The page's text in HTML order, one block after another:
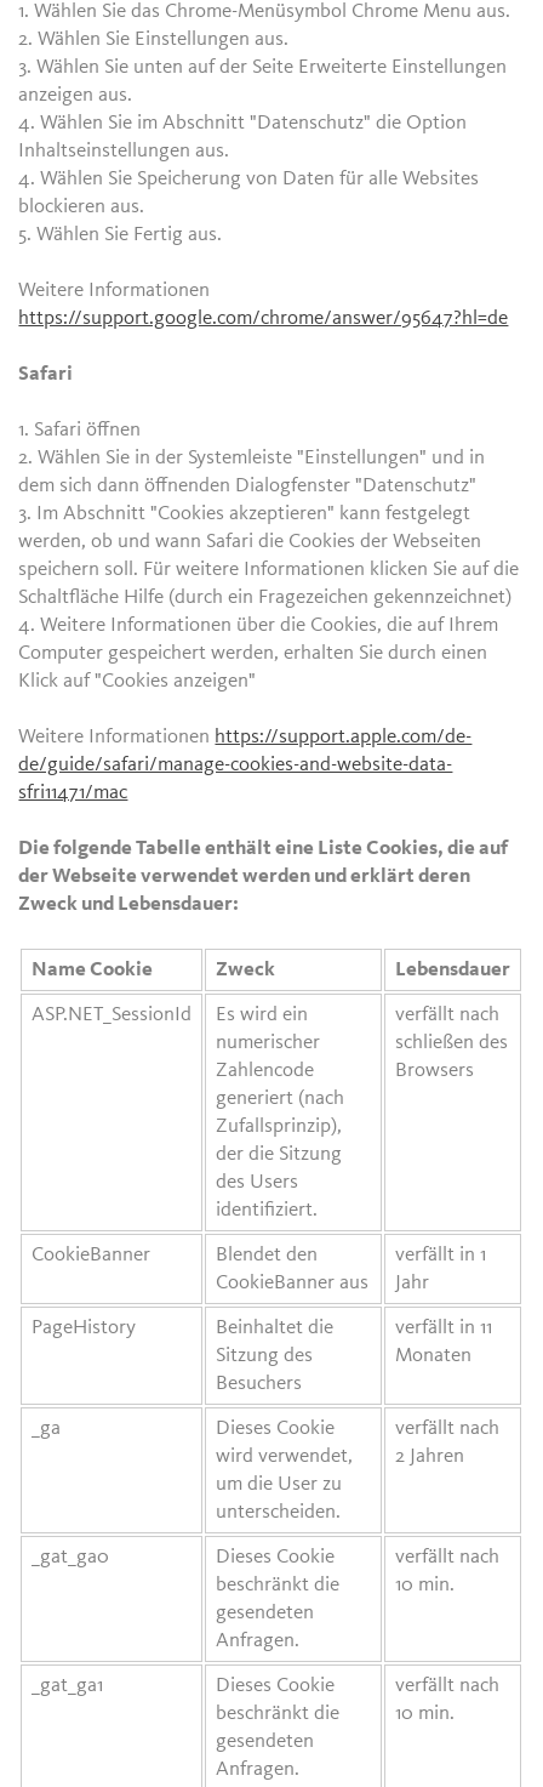
1. Wählen Sie das Chrome-Menüsymbol Chrome Menu aus.
2. Wählen Sie Einstellungen aus.
3. Wählen Sie unten auf der Seite Erweiterte Einstellungen
anzeigen aus.
4. Wählen Sie im Abschnitt "Datenschutz" die Option
Inhaltseinstellungen aus.
4. Wählen Sie Speicherung von Daten für alle Websites
blockieren aus.
5. Wählen Sie Fertig aus.
Weitere Informationen
https://support.google.com/chrome/answer/95647?hl=de
Safari
1. Safari öffnen
2. Wählen Sie in der Systemleiste "Einstellungen" und in
dem sich dann öffnenden Dialogfenster "Datenschutz"
3. Im Abschnitt "Cookies akzeptieren" kann festgelegt
werden, ob und wann Safari die Cookies der Webseiten
speichern soll. Für weitere Informationen klicken Sie auf die
Schaltfläche Hilfe (durch ein Fragezeichen gekennzeichnet)
4. Weitere Informationen über die Cookies, die auf Ihrem
Computer gespeichert werden, erhalten Sie durch einen
Klick auf "Cookies anzeigen"
Weitere Informationen https://support.apple.com/de-
de/guide/safari/manage-cookies-and-website-data-
sfri11471/mac
Die folgende Tabelle enthält eine Liste Cookies, die auf
der Webseite verwendet werden und erklärt deren
Zweck und Lebensdauer:
Name Cookie Zweck Lebensdauer
ASP.NET_SessionId
Es wird ein
numerischer
Zahlencode
generiert (nach
Zufallsprinzip),
der die Sitzung
des Users
identifiziert.
verfällt nach
schließen des
Browsers
CookieBanner
Blendet den
CookieBanner aus
verfällt in 1
Jahr
PageHistory
Beinhaltet die
Sitzung des
Besuchers
verfällt in 11
Monaten
_ga
Dieses Cookie
wird verwendet,
um die User zu
unterscheiden.
verfällt nach
2 Jahren
_gat_ga0
Dieses Cookie
beschränkt die
gesendeten
Anfragen.
verfällt nach
10 min.
_gat_ga1
Dieses Cookie
beschränkt die
gesendeten
Anfragen.
verfällt nach
10 min.